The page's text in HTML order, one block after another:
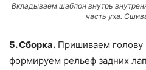
Вкладываем шаблон внутрь
часть уха.
5. Сборка. Пришиваем голову
формируем рельеф задних